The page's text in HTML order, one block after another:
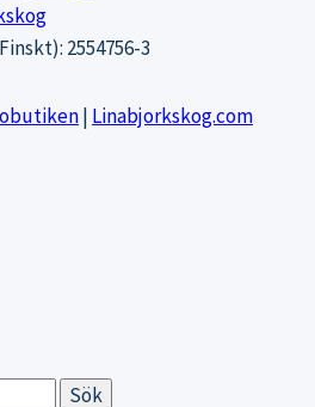
2554756-3
| Linabjorkskog.com